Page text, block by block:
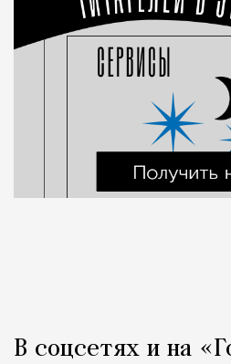
В соцсетях и на